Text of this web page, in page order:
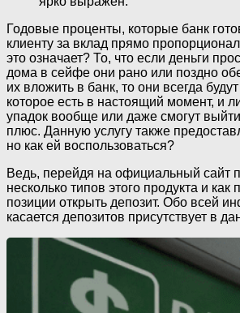
Годовые проценты, которые банк
клиенту за вклад прямо
это означает? То, что если деньги
дома в сейфе они рано или поздно
их вложить в банк, то они всегда
которое есть в настоящий момент, и
упадок вообще или даже смогут
плюс. Данную услугу также
но как ей воспользоваться?
Ведь, перейдя на официальный сайт
несколько типов этого продукта и
позиции открыть депозит. Обо всей
касается депозитов присутствует в